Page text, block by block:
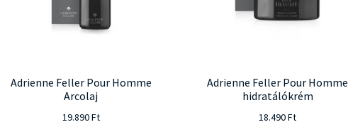
Adrienne Feller Pour Homme
Arcolaj
19.890Ft
Adrienne Feller Pour Homme
hidratálókrém
18.490Ft